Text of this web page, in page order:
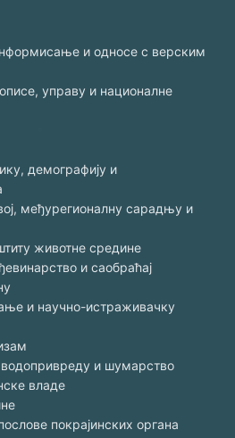
и односе с верским
управу и националне
демографију и
међурегионалну сарадњу и
животне средине
и саобраћај
и научно-истраживачку
и шумарство
владе
покрајинских органа